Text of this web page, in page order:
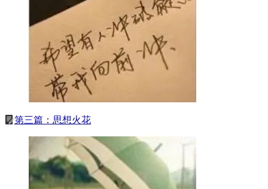
第三篇：思想火花